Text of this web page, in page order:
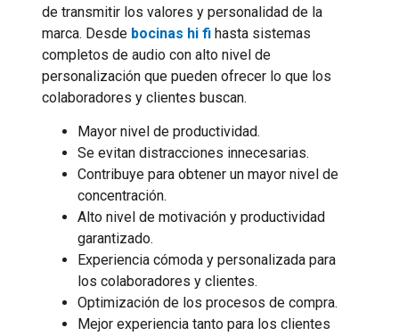
de transmitir los valores y personalidad de la
marca. Desde bocinas hi fi hasta sistemas
completos de audio con alto nivel de
personalización que pueden ofrecer lo que los
colaboradores y clientes buscan.
Mayor nivel de productividad.
Se evitan distracciones innecesarias.
Contribuye para obtener un mayor nivel de
concentración.
Alto nivel de motivación y productividad
garantizado.
Experiencia cómoda y personalizada para
los colaboradores y clientes.
Optimización de los procesos de compra.
Mejor experiencia tanto para los clientes